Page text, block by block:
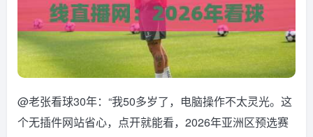
@老张看球30年：“我50多岁了，电脑操作不太灵光。这
个无插件网站省心，点开就能看，2026年亚洲区预选赛